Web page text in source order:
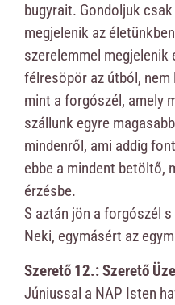
bugyrait. Gondoljuk
megjelenik az
szerelemmel megjelenik
félresöpör az útból, nem
mint a forgószél, amely
szállunk egyre
mindenről, ami addig
ebbe a mindent betöltő,
érzésbe.
S aztán jön a forgószél
Neki, egymásért az
Szerető 12.: Szerető
Júniussal a NAP Isten